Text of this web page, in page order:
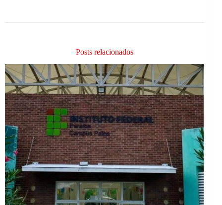
Posts relacionados